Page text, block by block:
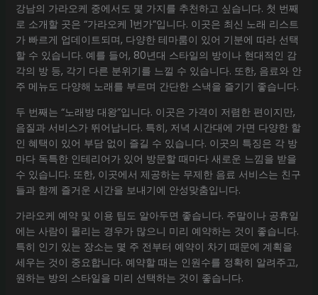
강남의 가라오케 중에서도 몇 가지를 추천하고 싶습니다. 첫 번째
로 소개할 곳은 “가라오케 1번가”입니다. 이곳은 최신 노래 리스트
가 빠르게 업데이트되며, 다양한 테마룸이 있어 기분에 따라 선택
할 수 있습니다. 예를 들어, 80년대 스타일의 방이나 현대적인 감
각의 방 등, 각기 다른 분위기를 느낄 수 있습니다. 또한, 음료와 안
주 메뉴도 다양해 노래를 부르며 간단한 스낵을 즐기기 좋습니다.
두 번째는 “노래방 대왕”입니다. 이곳은 가격이 저렴한 편이지만,
음질과 서비스가 뛰어납니다. 특히, 저녁 시간대에 가면 다양한 할
인 혜택이 있어 부담 없이 즐길 수 있습니다. 이곳의 특징은 각 방
마다 독특한 인테리어가 있어 방문할 때마다 새로운 느낌을 받을
수 있습니다. 또한, 이곳에서 제공하는 무제한 음료 서비스는 친구
들과 함께 즐거운 시간을 보내기에 안성맞춤입니다.
가라오케 예약 및 이용 팁도 알아두면 좋습니다. 주말이나 공휴일
에는 사람이 몰리는 경우가 많으니 미리 예약하는 것이 좋습니다.
특히 인기 있는 장소는 몇 주 전부터 예약이 차기 때문에 계획을
세우는 것이 중요합니다. 예약할 때는 인원수를 정확히 알려주고,
원하는 방의 스타일을 미리 선택하는 것이 좋습니다.